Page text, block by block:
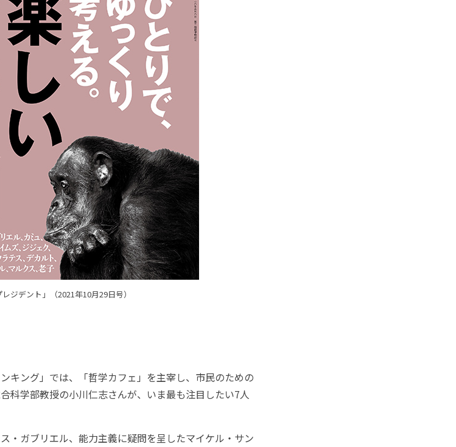
ジデント」（2021年10月29日号）
キング」では、「哲学カフェ」を主宰し、市民のための
科学部教授の小川仁志さんが、いま最も注目したい7人
・ガブリエル、能力主義に疑問を呈したマイケル・サン